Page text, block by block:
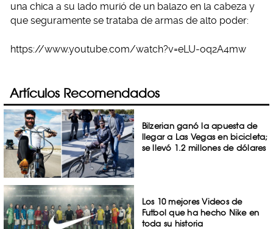
una chica a su lado murió de un balazo en la cabeza y
que seguramente se trataba de armas de alto poder:
https://www.youtube.com/watch?v=eLU-oq2A4mw
Artículos Recomendados
Bilzerian ganó la apuesta de
llegar a Las Vegas en bicicleta;
se llevó 1.2 millones de dólares
Los 10 mejores Videos de
Futbol que ha hecho Nike en
toda su historia